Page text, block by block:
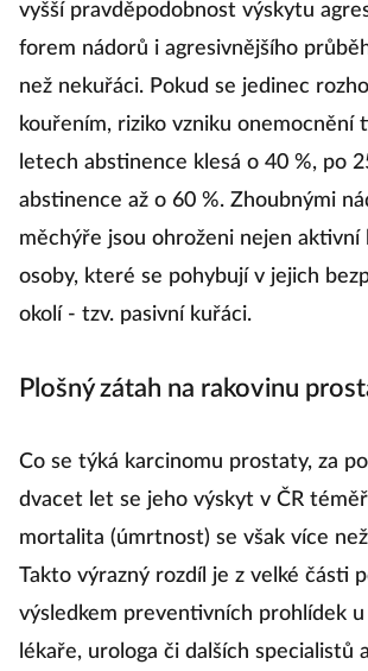
vyšší pravděpodobnost výskytu
forem nádorů i agresivnějšího
než nekuřáci. Pokud se jedinec
kouřením, riziko vzniku onemocnění
letech abstinence klesá o 40 %, po
abstinence až o 60 %. Zhoubnými
měchýře jsou ohroženi nejen aktivní
osoby, které se pohybují v jejich
okolí - tzv. pasivní kuřáci.
Plošný zátah na rakovinu
Co se týká karcinomu prostaty, za
dvacet let se jeho výskyt v ČR
mortalita (úmrtnost) se však více
Takto výrazný rozdíl je z velké části
výsledkem preventivních prohlídek
lékaře, urologa či dalších specialistů